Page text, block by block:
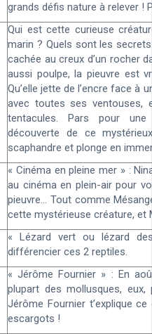
grands défis nature à relever !
Qui est cette curieuse
marin ? Quels sont les
cachée au creux d’un rocher
aussi poulpe, la pieuvre est
Qu’elle jette de l’encre face à
avec toutes ses ventouses,
tentacules. Pars pour
découverte de ce
scaphandre et plonge en
« Cinéma en pleine mer » :
au cinéma en plein-air pour
pieuvre… Tout comme
cette mystérieuse créature, et
« Lézard vert ou lézard
différencier ces 2 reptiles.
« Jérôme Fournier » : En
plupart des mollusques, eux,
Jérôme Fournier t’explique
escargots !